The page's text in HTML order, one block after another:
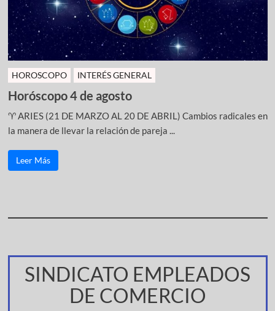
HOROSCOPO INTERÉS GENERAL
Horóscopo 4 de agosto
♈ ARIES (21 DE MARZO AL 20 DE ABRIL) Cambios radicales en
la manera de llevar la relación de pareja ...
Leer Más
SINDICATO EMPLEADOS
DE COMERCIO